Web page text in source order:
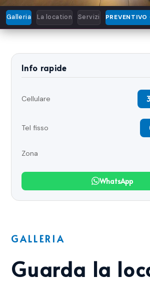
Galleria La location Servizi
Info rapide
Cellulare
Tel fisso
Zona
WhatsApp
GALLERIA
Guarda la